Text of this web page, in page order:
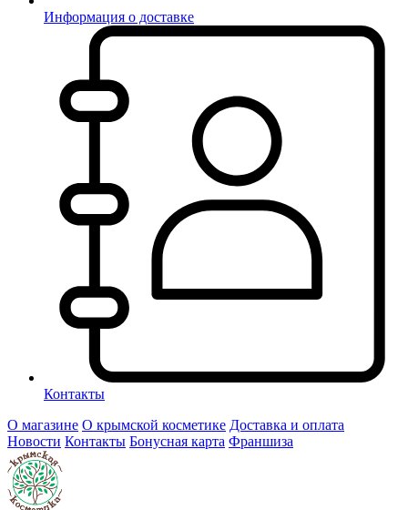
Информация о доставке
Контакты
О магазине О крымской косметике Доставка и оплата
Новости Контакты Бонусная карта Франшиза